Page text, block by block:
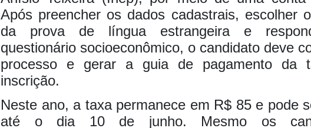
Após preencher os dados cadastrais, escolher
da prova de língua estrangeira e
questionário socioeconômico, o candidato deve
processo e gerar a guia de pagamento da
inscrição.
Neste ano, a taxa permanece em R$ 85 e pode
até o dia 10 de junho. Mesmo os